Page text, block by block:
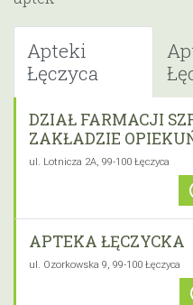
Apteki
Łęczyca
DZIAŁ FARMACJI
ZAKŁADZIE
ul. Lotnicza 2A, 99-100 Łęczyca
APTEKA ŁĘCZYCKA
ul. Ozorkowska 9, 99-100 Łęczyca